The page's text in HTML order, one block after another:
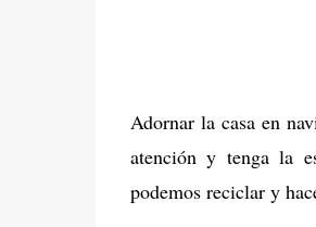
Adornar la casa en
atención y tenga la
podemos reciclar y